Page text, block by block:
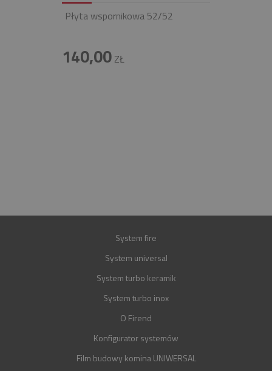
Płyta wspornikowa 52/52
140,00ZŁ
System fire
System universal
System turbo keramik
System turbo inox
O Firend
Konfigurator systemów
Film budowy komina UNIWERSAL